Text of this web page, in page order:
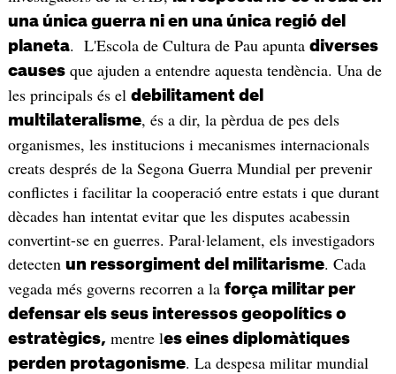
una única guerra ni en una única regió del
planeta. L'Escola de Cultura de Pau apunta diverses
causesque ajuden a entendre aquesta tendència. Una de
les principals és el debilitament del
multilateralisme, és a dir, la pèrdua de pes dels
organismes, les institucions i mecanismes internacionals
creats després de la Segona Guerra Mundial per prevenir
conflictes i facilitar la cooperació entre estats i que durant
dècades han intentat evitar que les disputes acabessin
convertint-se en guerres. Paral·lelament, els investigadors
detecten un ressorgiment del militarisme. Cada
vegada més governs recorren a la força militar per
defensar els seus interessos geopolítics o
estratègics, mentre les eines diplomàtiques
perden protagonisme. La despesa militar mundial